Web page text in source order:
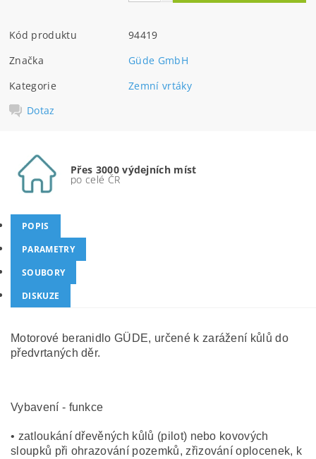
Kód produktu
94419
Značka
Güde GmbH
Kategorie
Zemní vrtáky
Dotaz
Přes 3000 výdejních míst
po celé ČR
POPIS
PARAMETRY
SOUBORY
DISKUZE
Motorové beranidlo GÜDE, určené k zarážení kůlů do
předvrtaných děr.
Vybavení - funkce
• zatloukání dřevěných kůlů (pilot) nebo kovových
sloupků při ohrazování pozemků, zřizování oplocenek, k